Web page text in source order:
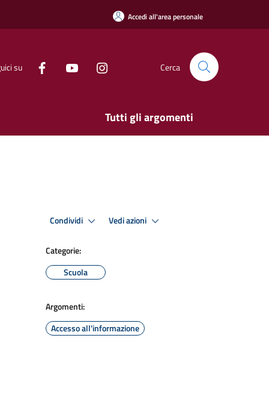
Accedi all'area personale
su Cerca
Tutti gli argomenti
Condividi Vedi azioni
Categorie:
Scuola
Argomenti:
Accesso all'informazione